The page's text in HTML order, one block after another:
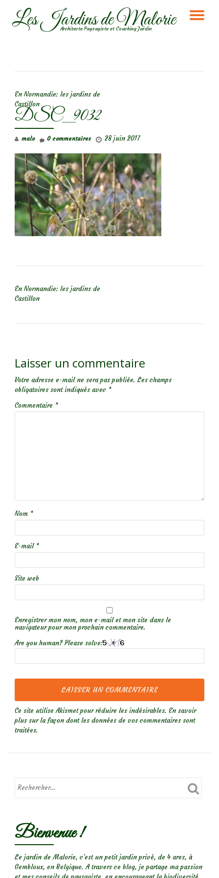
AllerLes Jardins de Malorie
Architecte Paysagiste et Coaching Jardin
En Normandie: les jardins de
Castillon
DSC_9032
malo 28 juin 2017
0 commentaires
En Normandie: les jardins de
Castillon
Laisser un commentaire
Votre adresse e-mail ne sera pas publiée. Les champs
obligatoires sont indiqués avec *
Commentaire *
Nom *
E-mail *
Site web
Enregistrer mon nom, mon e-mail et mon site dans le
navigateur pour mon prochain commentaire.
Are you human? Please solve:
Ce site utilise Akismet pour réduire les indésirables. En savoir
plus sur la façon dont les données de vos commentaires sont
traitées.
Bienvenue !
Le jardin de Malorie, c'est un petit jardin privé, de 4 ares, à
Gembloux, en Belgique. A travers ce blog, je partage ma passion